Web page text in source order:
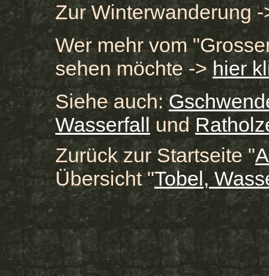
Zur Winterwanderung
Wer mehr vom
sehen möchte -> hier
Siehe auch:
Wasserfall und
Zurück zur Startseite "
Übersicht "Tobel,